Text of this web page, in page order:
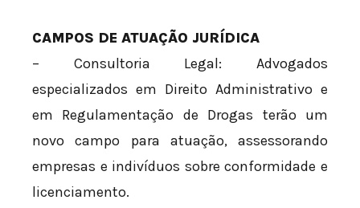
CAMPOS DE ATUAÇÃO JURÍDICA
– Consultoria Legal: Advogados
especializados em Direito Administrativo e
em Regulamentação de Drogas terão um
novo campo para atuação, assessorando
empresas e indivíduos sobre conformidade e
licenciamento.